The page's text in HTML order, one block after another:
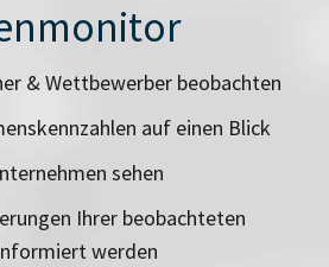
& Wettbewerber beobachten
auf einen Blick
sehen
Ihrer beobachteten
werden